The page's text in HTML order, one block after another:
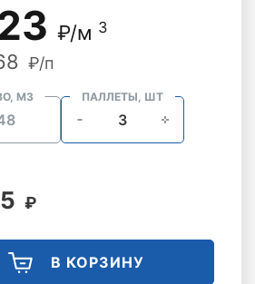
₽/м 3
₽/п
М3 ПАЛЛЕТЫ, ШТ
₽
В КОРЗИНУ